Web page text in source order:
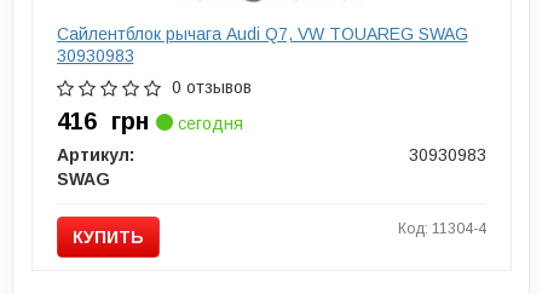
Сайлентблок рычага Audi Q7, VW TOUAREG SWAG
30930983
0 отзывов
416 грн
сегодня
Артикул:
30930983
SWAG
КУПИТЬ Код: 11304-4